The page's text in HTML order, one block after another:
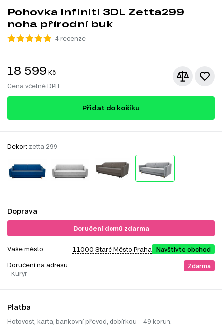
Pohovka Infiniti 3DL Zetta299
noha přírodní buk
4 recenze
18 599 Kč
Cena včetně DPH
Přidat do košíku
Dekor: zetta 299
Doprava
Doručení domů zdarma
Vaše město: 11000 Staré Město Praha Navštivte obchod
Doručení na adresu:
- Kurýr
Zdarma
Platba
Hotovost, karta, bankovní převod, dobírkou – 49 korun.